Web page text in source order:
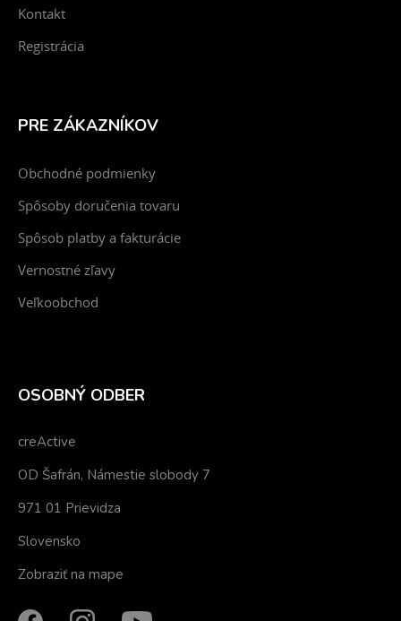
Kontakt
Registrácia
PRE ZÁKAZNÍKOV
Obchodné podmienky
Spôsoby doručenia tovaru
Spôsob platby a fakturácie
Vernostné zľavy
Veľkoobchod
OSOBNÝ ODBER
creActive
OD Šafrán, Námestie slobody 7
971 01 Prievidza
Slovensko
Zobraziť na mape